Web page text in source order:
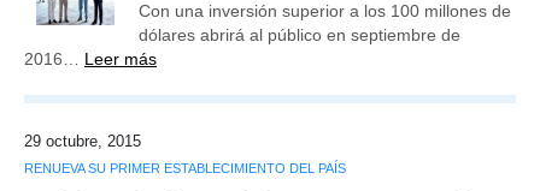
Con una inversión superior a los 100 millones de
dólares abrirá al público en septiembre de
2016… Leer más
29 octubre, 2015
RENUEVA SU PRIMER ESTABLECIMIENTO DEL PAÍS